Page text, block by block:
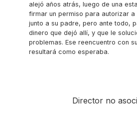
alejó años atrás, luego de una
firmar un permiso para autorizar a
junto a su padre, pero ante todo,
dinero que dejó allí, y que le
problemas. Ese reencuentro con
resultará como esperaba.
Director no